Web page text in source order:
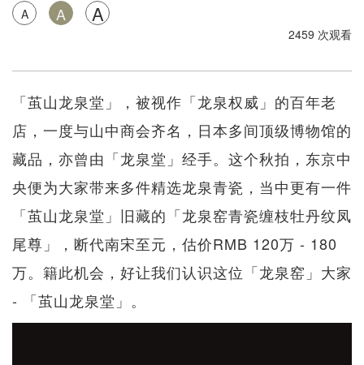
A A A
2459 次观看
「茧山龙泉堂」，被视作「龙泉权威」的百年老
店，一度与山中商会齐名，日本多间顶级博物馆的
藏品，亦曾由「龙泉堂」经手。这个秋拍，东京中
央便为大家带来多件精选龙泉青瓷，当中更有一件
「茧山龙泉堂」旧藏的「龙泉窑青瓷缠枝牡丹纹凤
尾尊」，断代南宋至元，估价RMB 120万 - 180
万。籍此机会，好让我们认识这位「龙泉窑」大家
- 「茧山龙泉堂」。